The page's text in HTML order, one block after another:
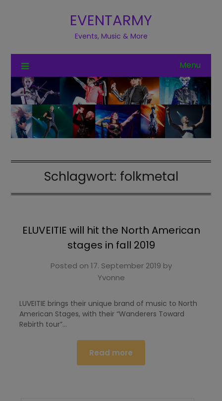
EVENTARMY
Events, Music & More
Menu
Schlagwort: folkmetal
ELUVEITIE will hit the North American
stages in fall 2019
Posted on 17. September 2019 by
Yvonne
LUVEITIE brings their unique brand of music to North
American Stages, with their “Wanderers Toward
Rebirth tour”…
Read more